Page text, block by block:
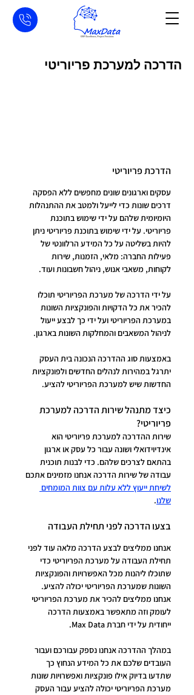
הדרכה למערכת פריוריטי
הדרכת פריוריטי
עסקים וארגונים שונים מחפשים ללא הפסקה
דרכים שונות כדי לייעל ולמטב את ההתנהלות
היומיומית שלהם על ידי שימוש בתוכנת
פריוריטי. על ידי שימוש בתוכנת פריוריטי ניתן
להיות בשליטה על כל המידע הרלוונטי של
פעילות החברה: מלאי, הזמנות, שירות
לקוחות, משאבי אנוש, ניהול חשבונות ועוד.
על ידי הדרכה של מערכת הפריוריטי תוכלו
להכיר את כל הדקויות והפונקציות השונות
במערכת הפריוריטי ועל ידי כך לבצע ייעול
לניהול המשאבים והמחלקות השונות בארגון.
באמצעות סוג ההדרכה הנכונה בית העסק
יתרגל במהירות לנהלים החדשים ולפונקציות
החדשות שיש למערכת הפריוריטי להציע.
כיצד מתנהל שירות הדרכה למערכת
פריוריטי?
שירות ההדרכה למערכת פריוריטי הוא
אינדיוידואלי ושונה עבור כל עסק או ארגון
בהתאם לצרכים שלהם. כדי לבנות תוכנית
עבודה של שירות הדרכה אנחנו מזמינים אתכם
לשיחת ייעוץ ללא עלות עם צוות המומחים
שלנו.
בצעו הדרכה לפני תחילת העבודה
אנחנו ממליצים לבצע הדרכה מלאה עוד לפני
תחילת העבודה על מערכת הפריוריטי כדי
שתוכלו ליהנות מכל האפשרויות והפונקציות
השונות שמערכת הפריוריטי יכולה להציע.
אנחנו ממליצים להכיר את מערכת הפריוריטי
לעומק וזה מתאפשר באמצעות הדרכה
ייחודית על ידי חברת Max Data.
במהלך ההדרכה אנחנו נספק עבורכם ועבור
העובדים שלכם את כל המידע הנחוץ כך
שתדעו בדיוק אילו פונקציות ואפשרויות שונות
מערכת הפריוריטי יכולה להציע עבור העסק